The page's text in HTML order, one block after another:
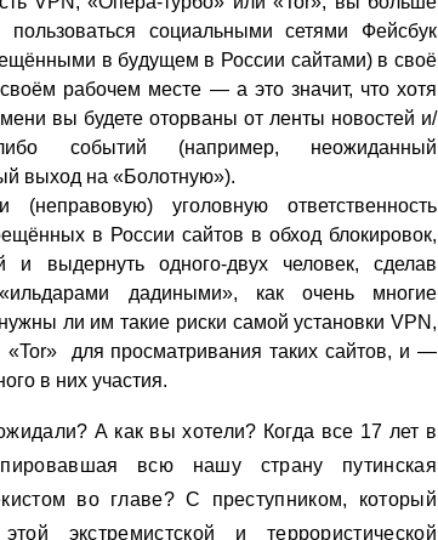
пользоваться социальными сетями Фейсбук
в будущем в России сайтами) в своё
рабочем месте — а это значит, что хотя
вы будете оторваны от ленты новостей и/
событий (например, неожиданный
выход на «Болотную»).
(неправовую) уголовную ответственность
в России сайтов в обход блокировок,
и выдернуть одного-двух человек, сделав
дадиными», как очень многие
ли им такие риски самой установки VPN,
«Tor» для просматривания таких сайтов, и —
в них участия.
А как вы хотели? Когда все 17 лет в
всю нашу страну путинская
во главе? С преступником, который
экстремистской и террористической